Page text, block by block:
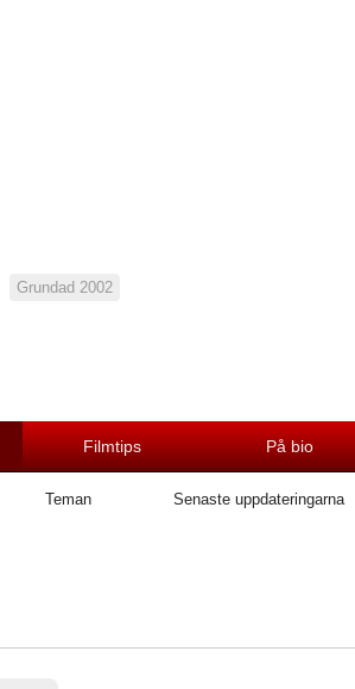
Grundad 2002
Filmtips På bio
Teman Senaste uppdateringarna